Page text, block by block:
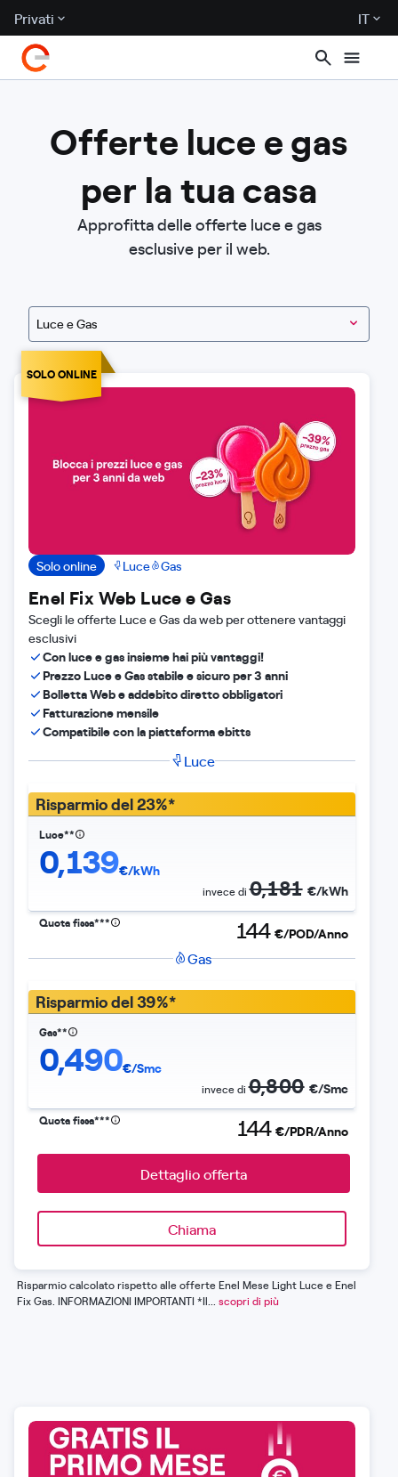
Privati IT
Offerte luce e gas
per la tua casa
Approfitta delle offerte luce e gas
esclusive per il web.
Luce e Gas
SOLO ONLINE
Solo online Luce Gas
Enel Fix Web Luce e Gas
Scegli le offerte Luce e Gas da web per ottenere vantaggi
esclusivi
Con luce e gas insieme hai più vantaggi!
Prezzo Luce e Gas stabile e sicuro per 3 anni
Bolletta Web e addebito diretto obbligatori
Fatturazione mensile
Compatibile con la piattaforma ebitts
Luce
Risparmio del 23%*
Luce**
0,139€/kWh
invece di0,181 €/kWh
Quota fissa*** 144 €/POD/Anno
Gas
Risparmio del 39%*
Gas**
0,490€/Smc
invece di0,800 €/Smc
Quota fissa*** 144 €/PDR/Anno
Dettaglio offerta
Chiama
Risparmio calcolato rispetto alle offerte Enel Mese Light Luce e Enel
Fix Gas. INFORMAZIONI IMPORTANTI *Il... scopri di più